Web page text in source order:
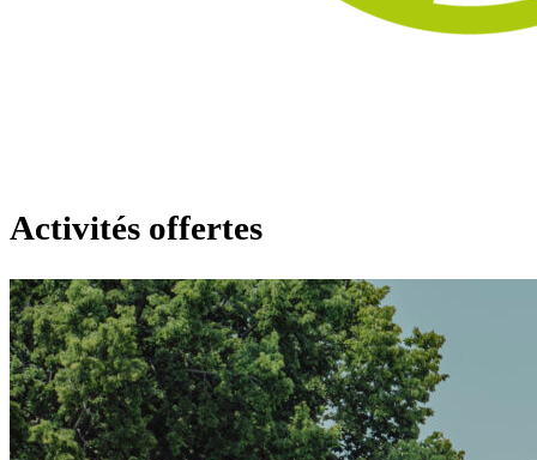
Activités offertes